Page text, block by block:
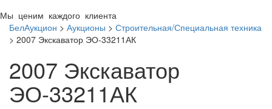
Мы ценим каждого клиента
БелАукцион > Аукционы > Строительная/Специальная техника
> 2007 Экскаватор ЭО-33211АК
2007 Экскаватор
ЭО-33211АК